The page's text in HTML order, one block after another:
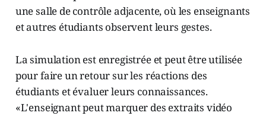
une salle de contrôle adjacente, où les enseignants
et autres étudiants observent leurs gestes.
La simulation est enregistrée et peut être utilisée
pour faire un retour sur les réactions des
étudiants et évaluer leurs connaissances.
«L'enseignant peut marquer des extraits vidéo